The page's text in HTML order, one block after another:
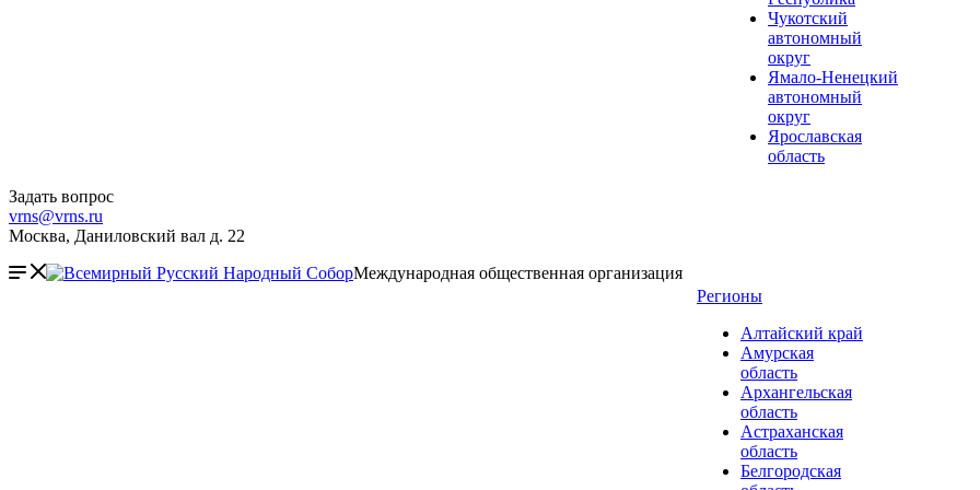
Чукотский
автономный
округ
Ямало-Ненецкий
автономный
округ
Ярославская
область
Задать вопрос
vrns@vrns.ru
Москва, Даниловский вал д. 22
Международная общественная организация
Регионы
Алтайский край
Амурская
область
Архангельская
область
Астраханская
область
Белгородская